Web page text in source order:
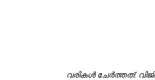
വരികള്‍ ചേര്‍ത്തത്: വിജി